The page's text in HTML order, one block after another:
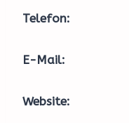
Telefon:
E-Mail:
Website: